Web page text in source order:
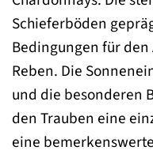
Schieferböden
Bedingungen für
Reben. Die
und die besonderen
den Trauben eine
eine